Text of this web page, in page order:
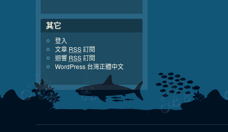
其它
登入
文章 RSS訂閱
迴響 RSS訂閱
WordPress 台灣正體中文